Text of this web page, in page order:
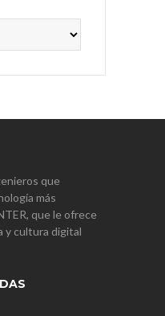
que
más
que le ofrece
y cultura digital